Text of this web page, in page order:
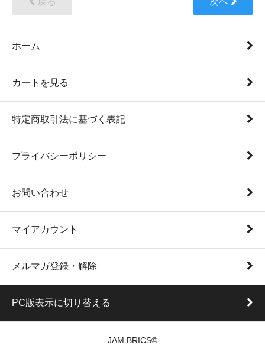
ホーム
カートを見る
特定商取引法に基づく表記
プライバシーポリシー
お問い合わせ
マイアカウント
メルマガ登録・解除
PC版表示に切り替える
JAM BRICS©